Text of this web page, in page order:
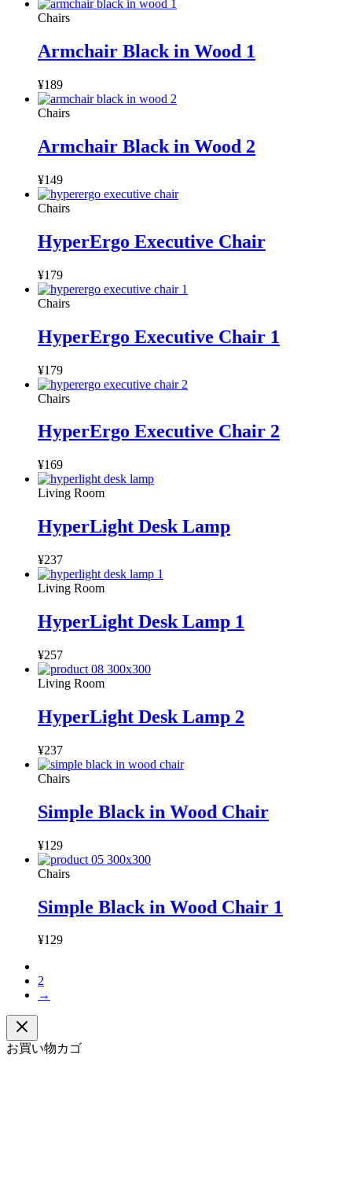
し
で
Chairs
Armchair Black in Wood 1
¥189
Chairs
Armchair Black in Wood 2
¥149
Chairs
HyperErgo Executive Chair
¥179
Chairs
HyperErgo Executive Chair 1
¥179
Chairs
HyperErgo Executive Chair 2
¥169
Living Room
HyperLight Desk Lamp
¥237
Living Room
HyperLight Desk Lamp 1
¥257
Living Room
HyperLight Desk Lamp 2
¥237
Chairs
Simple Black in Wood Chair
¥129
Chairs
Simple Black in Wood Chair 1
¥129
2
→
お買い物カゴ